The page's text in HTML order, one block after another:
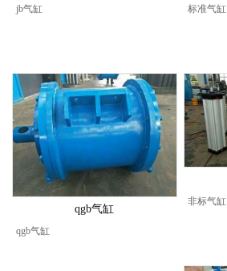
jb气缸 标准气缸
qgb气缸
qgb气缸
非标气缸